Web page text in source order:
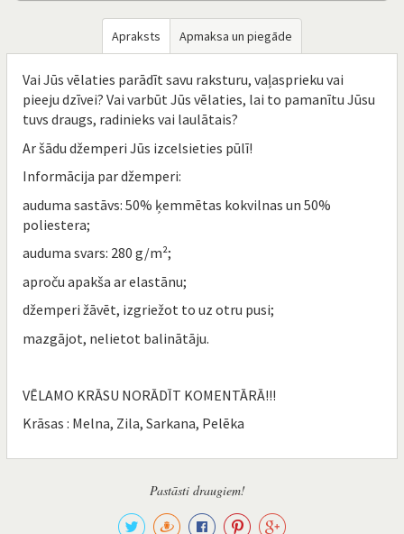
Apraksts Apmaksa un piegāde
Vai Jūs vēlaties parādīt savu raksturu, vaļasprieku vai
pieeju dzīvei? Vai varbūt Jūs vēlaties, lai to pamanītu Jūsu
tuvs draugs, radinieks vai laulātais?
Ar šādu džemperi Jūs izcelsieties pūlī!
Informācija par džemperi:
auduma sastāvs: 50% ķemmētas kokvilnas un 50%
poliestera;
auduma svars: 280 g/m²;
aproču apakša ar elastānu;
džemperi žāvēt, izgriežot to uz otru pusi;
mazgājot, nelietot balinātāju.
VĒLAMO KRĀSU NORĀDĪT KOMENTĀRĀ!!!
Krāsas : Melna, Zila, Sarkana, Pelēka
Pastāsti draugiem!